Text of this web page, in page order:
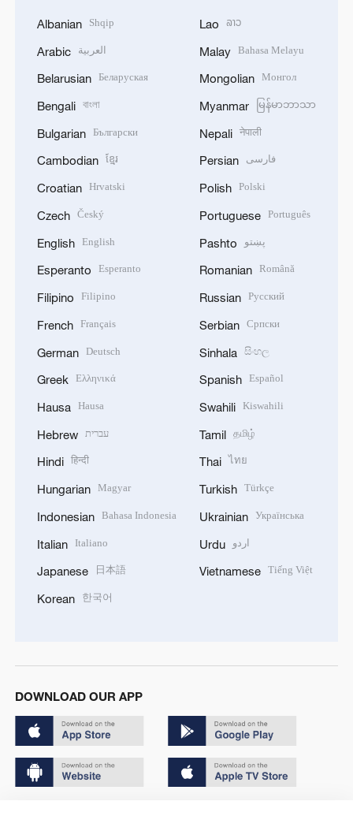
Albanian Shqip
Arabic العربية
Belarusian Беларуская
Bengali বাংলা
Bulgarian Български
Cambodian ខ្មែរ
Croatian Hrvatski
Czech Český
English English
Esperanto Esperanto
Filipino Filipino
French Français
German Deutsch
Greek Ελληνικά
Hausa Hausa
Hebrew עברית
Hindi हिन्दी
Hungarian Magyar
Indonesian Bahasa Indonesia
Italian Italiano
Japanese 日本語
Korean 한국어
Lao ລາວ
Malay Bahasa Melayu
Mongolian Монгол
Myanmar မြန်မာဘာသာ
Nepali नेपाली
Persian فارسی
Polish Polski
Portuguese Português
Pashto پښتو
Romanian Română
Russian Русский
Serbian Српски
Sinhala සිංහල
Spanish Español
Swahili Kiswahili
Tamil தமிழ்
Thai ไทย
Turkish Türkçe
Ukrainian Українська
Urdu اردو
Vietnamese Tiếng Việt
DOWNLOAD OUR APP